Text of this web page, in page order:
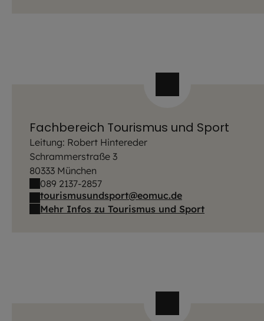
Fachbereich Tourismus und Sport
Leitung: Robert Hintereder
Schrammerstraße 3
80333 München
089 2137-2857
tourismusundsport@eomuc.de
Mehr Infos zu Tourismus und Sport